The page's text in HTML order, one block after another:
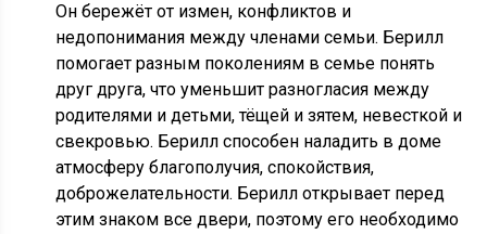
Он бережёт от измен, конфликтов и
недопонимания между членами семьи. Берилл
помогает разным поколениям в семье понять
друг друга, что уменьшит разногласия между
родителями и детьми, тёщей и зятем, невесткой и
свекровью. Берилл способен наладить в доме
атмосферу благополучия, спокойствия,
доброжелательности. Берилл открывает перед
этим знаком все двери, поэтому его необходимо